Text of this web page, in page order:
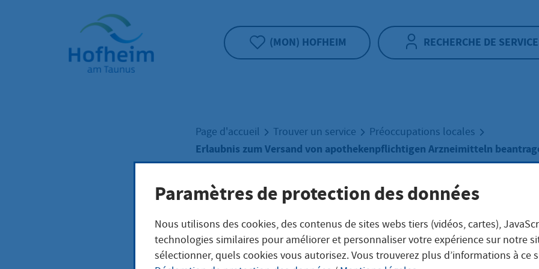
Accueil"
(MON) HOFHEIM RECHERCHE DE
Page d'accueil Trouver un service Préoccupations locales
Erlaubnis zum Versand von apothekenpflichtigen Arzneimitteln
Erlaubnis zum
von
Paramètres de protection des données
Nous utilisons des cookies, des contenus de sites webs tiers (vidéos, cartes),
technologies similaires pour améliorer et personnaliser votre expérience sur notre
sélectionner, quels cookies vous autorisez. Vous trouverez plus d’informations à ce